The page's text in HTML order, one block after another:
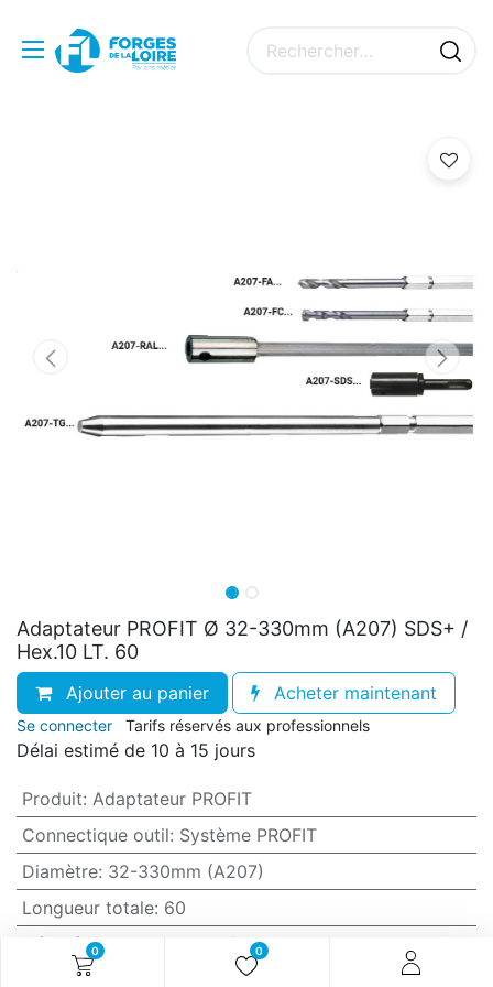
0 0
Adaptateur PROFIT Ø 32-330mm (A207) SDS+ /
Hex.10 LT. 60
Ajouter au panier Acheter maintenant
Se connecter Tarifs réservés aux professionnels
Délai estimé de 10 à 15 jours
Produit: Adaptateur PROFIT
Connectique outil: Système PROFIT
Diamètre: 32-330mm (A207)
Longueur totale: 60
Géométrie queue
SDS+ / Hex.10